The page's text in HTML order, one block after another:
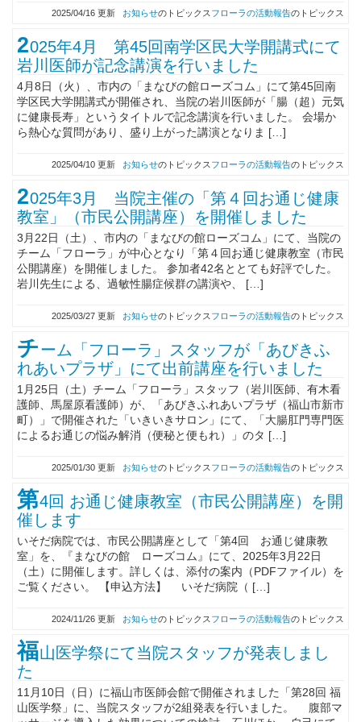
2025/04/16 更新 お知らせのトピックス フローラの活動報告のトピックス
2025年4月 第45回南学区民大学開講式にて
岩川医師が記念講演を行いました
4月8日（火）、市内の「まなびの館ローズコム」にて第45回南
学区民大学開講式が開催され、当院の岩川医師が「腸（超）元気
に健康長寿」というタイトルで記念講演を行いました。 会場か
ら熱心な質問があり、盛り上がった講演となりま […]
2025/04/10 更新 お知らせのトピックス フローラの活動報告のトピックス
2025年3月 当院主催の「第４回お通じ健康
教室」（市民公開講座）を開催しました
3月22日（土）、市内の「まなびの館ローズコム」にて、当院の
チーム「フローラ」が中心となり「第４回お通じ健康教室（市民
公開講座）を開催しました。 参加者42名ととても好評でした。
岩川先生による、過敏性腸症候群の講演や、 […]
2025/03/27 更新 お知らせのトピックス フローラの活動報告のトピックス
チーム「フローラ」スタッフが「あびきふ
れあいプラザ」にて出前講座を行いました
1月25日（土）チーム「フローラ」スタッフ（岩川医師、有木看
護師、馬屋原看護師）が、「あびきふれあいプラザ（福山市新市
町）」で開催された「いきいきサロン」にて、「大腸肛門専門医
によるお通じの悩み解消（便秘と便もれ）」のタ […]
2025/01/30 更新 お知らせのトピックス フローラの活動報告のトピックス
第4回 お通じ健康教室（市民公開講座）を開
催します
いそだ病院では、市民公開講座として「第4回 お通じ健康教
室」を、『まなびの館 ローズコム』にて、2025年3月22日
（土）に開催します。詳しくは、添付の案内（PDFファイル）を
ご覧ください。 【申込方法】 いそだ病院（ […]
2024/11/26 更新 お知らせのトピックス フローラの活動報告のトピックス
福山医学祭にて当院スタッフが発表しまし
た
11月10日（日）に福山市医師会館で開催されました「第28回 福
山医学祭」に、当院スタッフが2組発表を行いました。 腹部マ